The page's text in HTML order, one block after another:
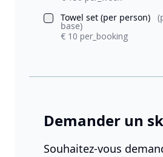
Towel set (per person)
base)
€ 10 per_booking
Demander un
Souhaitez-vous